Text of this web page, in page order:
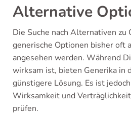
Alternative
Die Suche nach Alternativen zu
generische Optionen bisher oft
angesehen werden. Während
wirksam ist, bieten Generika in
günstigere Lösung. Es ist
Wirksamkeit und
prüfen.